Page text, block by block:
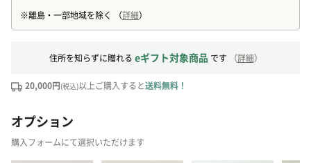
住所を知らずに贈れる eギフト対象商品 です （詳細）
20,000円(税込)以上ご購入すると送料無料！
オプション
購入フォームにて選択いただけます